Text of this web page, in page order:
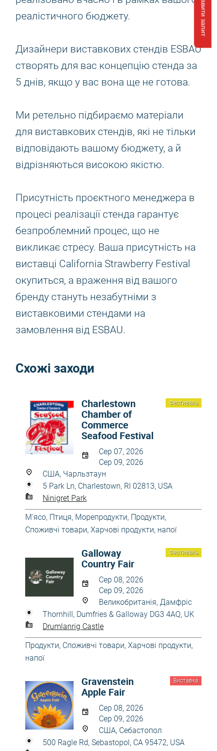
реалістичного бюджету.
Дизайнери виставкових стендів ESBAU
створять для вас концепцію стенда за
5 днів, якщо у вас вона ще не готова.
Ми ретельно підбираємо матеріали
для виставкових стендів, які не тільки
відповідають вашому бюджету, а й
відрізняються високою якістю.
Присутність проєктного менеджера в
процесі реалізації стенда гарантує
безпроблемний процес, що не
викликає стресу. Ваша присутність на
виставці California Strawberry Festival
окупиться, а враження від вашого
бренду стануть незабутніми з
виставковими стендами на
замовлення від ESBAU.
Схожі заходи
Фестиваль
Charlestown
Chamber of
Commerce
Seafood Festival
Сер 07, 2026
Сер 09, 2026
США, Чарльзтаун
5 Park Ln, Charlestown, RI 02813, USA
Ninigret Park
М'ясо, Птиця, Морепродукти, Продукти,
Споживчі товари, Харчові продукти, напої
Фестиваль
Galloway
Country Fair
Сер 08, 2026
Сер 09, 2026
Великобританія, Дамфріс
Thornhill, Dumfries & Galloway DG3 4AQ, UK
Drumlanrig Castle
Продукти, Споживчі товари, Харчові продукти,
напої
Виставка
Gravenstein
Apple Fair
Сер 08, 2026
Сер 09, 2026
США, Себастопол
500 Ragle Rd, Sebastopol, CA 95472, USA